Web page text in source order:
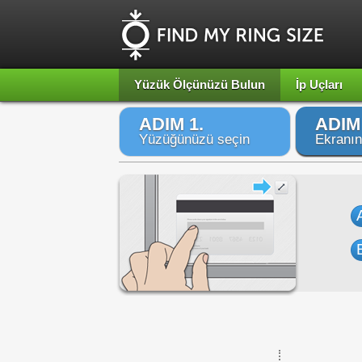
Yüzük Ölçünüzü Bulun İp Uçları
ADIM 1.
Yüzüğünüzü seçin